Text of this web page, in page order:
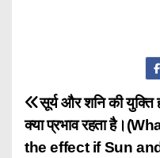
P
o
सूर्य और शनि की युक्ति
क्या प्रभाव रहता
the effect if Sun and